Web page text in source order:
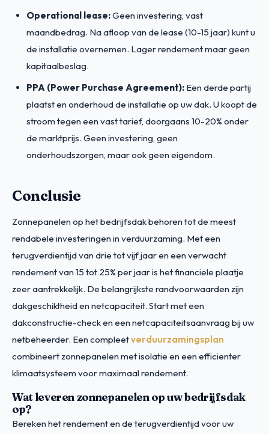
Operational lease:Geen investering, vast
maandbedrag. Na afloop van de lease (10-15 jaar) kunt u
de installatie overnemen. Lager rendement maar geen
kapitaalbeslag.
PPA (Power Purchase Agreement): Een derde partij
plaatst en onderhoud de installatie op uw dak. U koopt de
stroom tegen een vast tarief, doorgaans 10-20% onder
de marktprijs. Geen investering, geen
onderhoudszorgen, maar ook geen eigendom.
Conclusie
Zonnepanelen op het bedrijfsdak behoren tot de meest
rendabele investeringen in verduurzaming. Met een
terugverdientijd van drie tot vijf jaar en een verwacht
rendement van 15 tot 25% per jaar is het financiele plaatje
zeer aantrekkelijk. De belangrijkste randvoorwaarden zijn
dakgeschiktheid en netcapaciteit. Start met een
dakconstructie-check en een netcapaciteitsaanvraag bij uw
netbeheerder. Een compleetverduurzamingsplan
combineert zonnepanelen met isolatie en een efficienter
klimaatsysteem voor maximaal rendement.
Wat leveren zonnepanelen op uw bedrijfsdak
op?
Bereken het rendement en de terugverdientijd voor uw